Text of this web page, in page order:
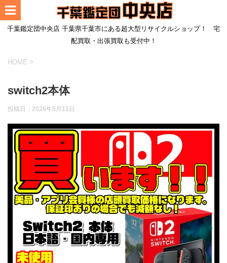
千葉鑑定団中央店 千葉県千葉市にある超大型リサイクルショップ！ 宅
配買取・出張買取も受付中！
HOME >
switch2本体
投稿日： 2026年5月11日